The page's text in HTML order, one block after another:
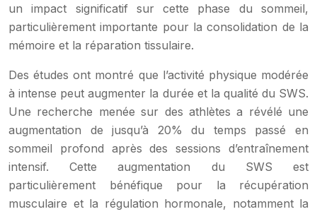
un impact significatif sur cette phase du sommeil,
particulièrement importante pour la consolidation de la
mémoire et la réparation tissulaire.
Des études ont montré que l’activité physique modérée
à intense peut augmenter la durée et la qualité du SWS.
Une recherche menée sur des athlètes a révélé une
augmentation de jusqu’à 20% du temps passé en
sommeil profond après des sessions d’entraînement
intensif. Cette augmentation du SWS est
particulièrement bénéfique pour la récupération
musculaire et la régulation hormonale, notamment la